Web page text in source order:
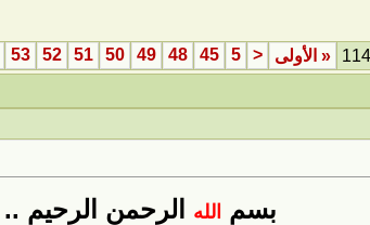
« الأولى <
5
45
48
49
50
51
52
53
بسم الله الرحمن الرحيم ..